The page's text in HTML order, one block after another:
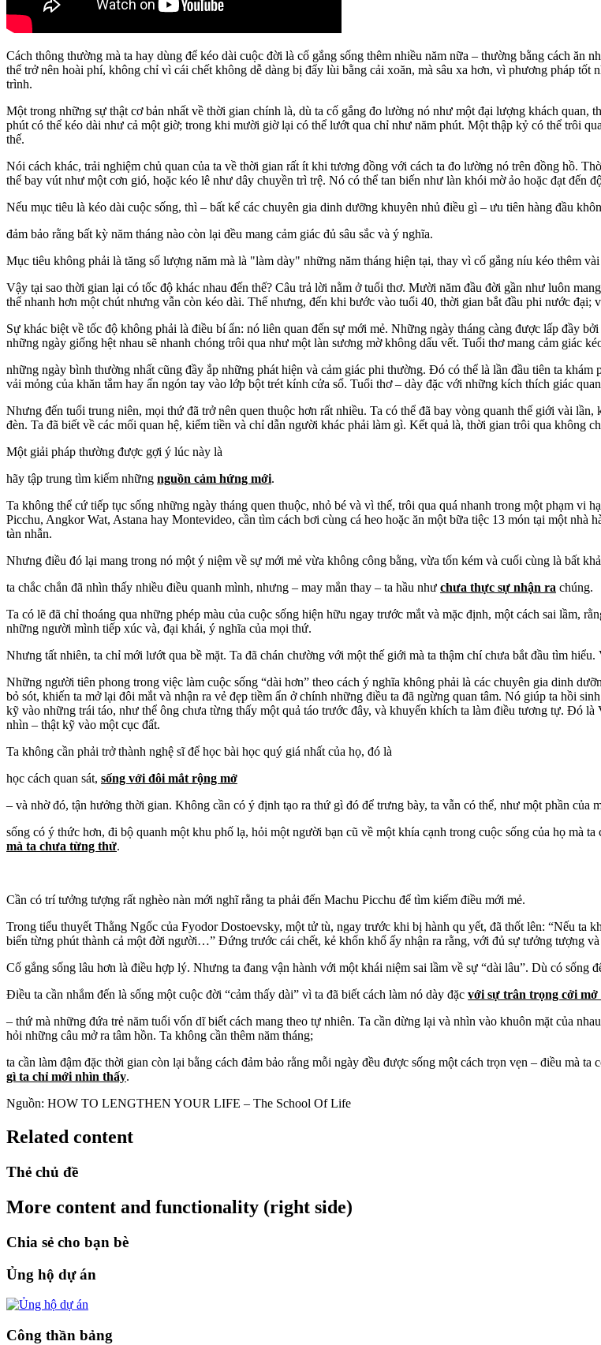
Cách thông thường mà ta hay dùng để kéo dài cuộc đời là cố gắng sống thêm nhiều năm nữa – thường bằng cách
thể trở nên hoài phí, không chỉ vì cái chết không dễ dàng bị đẩy lùi bằng cải xoăn, mà sâu xa hơn, vì phương pháp tốt
trình.
Một trong những sự thật cơ bản nhất về thời gian chính là, dù ta cố gắng đo lường nó như một đại lượng khách
phút có thể kéo dài như cả một giờ; trong khi mười giờ lại có thể lướt qua chỉ như năm phút. Một thập kỷ có thể trôi
thế.
Nói cách khác, trải nghiệm chủ quan của ta về thời gian rất ít khi tương đồng với cách ta đo lường nó trên đồng hồ.
thể bay vút như một cơn gió, hoặc kéo lê như dây chuyền trì trệ. Nó có thể tan biến như làn khói mờ ảo hoặc đạt đến
Nếu mục tiêu là kéo dài cuộc sống, thì – bất kể các chuyên gia dinh dưỡng khuyên nhủ điều gì – ưu tiên hàng đầu
đảm bảo rằng bất kỳ năm tháng nào còn lại đều mang cảm giác đủ sâu sắc và ý nghĩa.
Mục tiêu không phải là tăng số lượng năm mà là "làm dày" những năm tháng hiện tại, thay vì cố gắng níu kéo thêm
Vậy tại sao thời gian lại có tốc độ khác nhau đến thế? Câu trả lời nằm ở tuổi thơ. Mười năm đầu đời gần như luôn
thể nhanh hơn một chút nhưng vẫn còn kéo dài. Thế nhưng, đến khi bước vào tuổi 40, thời gian bắt đầu phi nước đại;
Sự khác biệt về tốc độ không phải là điều bí ẩn: nó liên quan đến sự mới mẻ. Những ngày tháng càng được lấp đầy
những ngày giống hệt nhau sẽ nhanh chóng trôi qua như một làn sương mờ không dấu vết. Tuổi thơ mang cảm giác
những ngày bình thường nhất cũng đầy ắp những phát hiện và cảm giác phi thường. Đó có thể là lần đầu tiên ta
vải mỏng của khăn tắm hay ấn ngón tay vào lớp bột trét kính cửa sổ. Tuổi thơ – dày đặc với những kích thích giác
Nhưng đến tuổi trung niên, mọi thứ đã trở nên quen thuộc hơn rất nhiều. Ta có thể đã bay vòng quanh thế giới vài
đèn. Ta đã biết về các mối quan hệ, kiếm tiền và chỉ dẫn người khác phải làm gì. Kết quả là, thời gian trôi qua không
Một giải pháp thường được gợi ý lúc này là
hãy tập trung tìm kiếm những nguồn cảm hứng mới.
Ta không thể cứ tiếp tục sống những ngày tháng quen thuộc, nhỏ bé và vì thế, trôi qua quá nhanh trong một phạm vi
Picchu, Angkor Wat, Astana hay Montevideo, cần tìm cách bơi cùng cá heo hoặc ăn một bữa tiệc 13 món tại một
tàn nhẫn.
Nhưng điều đó lại mang trong nó một ý niệm về sự mới mẻ vừa không công bằng, vừa tốn kém và cuối cùng là bất
ta chắc chắn đã nhìn thấy nhiều điều quanh mình, nhưng – may mắn thay – ta hầu như chưa thực sự nhận ra chúng.
Ta có lẽ đã chỉ thoáng qua những phép màu của cuộc sống hiện hữu ngay trước mắt và mặc định, một cách sai lầm,
những người mình tiếp xúc và, đại khái, ý nghĩa của mọi thứ.
Nhưng tất nhiên, ta chỉ mới lướt qua bề mặt. Ta đã chán chường với một thế giới mà ta thậm chí chưa bắt đầu tìm
Những người tiên phong trong việc làm cuộc sống “dài hơn” theo cách ý nghĩa không phải là các chuyên gia dinh
bỏ sót, khiến ta mở lại đôi mắt và nhận ra vẻ đẹp tiềm ẩn ở chính những điều ta đã ngừng quan tâm. Nó giúp ta hồi
kỹ vào những trái táo, như thể ông chưa từng thấy một quả táo trước đây, và khuyến khích ta làm điều tương tự. Đó
nhìn – thật kỹ vào một cục đất.
Ta không cần phải trở thành nghệ sĩ để học bài học quý giá nhất của họ, đó là
học cách quan sát, sống với đôi mắt rộng mở
– và nhờ đó, tận hưởng thời gian. Không cần có ý định tạo ra thứ gì đó để trưng bày, ta vẫn có thể, như một phần của
sống có ý thức hơn, đi bộ quanh một khu phố lạ, hỏi một người bạn cũ về một khía cạnh trong cuộc sống của họ mà
mà ta chưa từng thử.
Cần có trí tưởng tượng rất nghèo nàn mới nghĩ rằng ta phải đến Machu Picchu để tìm kiếm điều mới mẻ.
Trong tiểu thuyết Thằng Ngốc của Fyodor Dostoevsky, một tử tù, ngay trước khi bị hành qu yết, đã thốt lên: “Nếu ta
biến từng phút thành cả một đời người…” Đứng trước cái chết, kẻ khốn khổ ấy nhận ra rằng, với đủ sự tưởng tượng
Cố gắng sống lâu hơn là điều hợp lý. Nhưng ta đang vận hành với một khái niệm sai lầm về sự “dài lâu”. Dù có sống
Điều ta cần nhắm đến là sống một cuộc đời “cảm thấy dài” vì ta đã biết cách làm nó dày đặc với sự trân trọng cởi
– thứ mà những đứa trẻ năm tuổi vốn dĩ biết cách mang theo tự nhiên. Ta cần dừng lại và nhìn vào khuôn mặt của
hỏi những câu mở ra tâm hồn. Ta không cần thêm năm tháng;
ta cần làm đậm đặc thời gian còn lại bằng cách đảm bảo rằng mỗi ngày đều được sống một cách trọn vẹn – điều mà
gì ta chỉ mới nhìn thấy.
Nguồn: HOW TO LENGTHEN YOUR LIFE – The School Of Life
Related content
Thẻ chủ đề
More content and functionality (right side)
Chia sẻ cho bạn bè
Ủng hộ dự án
Công thần bảng